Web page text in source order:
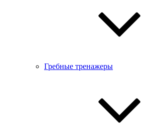
Гребные тренажеры